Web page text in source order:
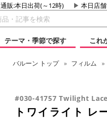
通販:本日出荷(～12時) 本日店
テーマ・季節で探す
これ
バルーン トップ フィルム
#030-41757 Twilight
トワイライト レ